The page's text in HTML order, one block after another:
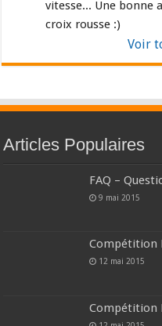
vitesse... Une bonne
croix rousse :)
Voir
Articles Populaires
FAQ –
9 mai 2015
Compétition
12 mai 2015
Compétition